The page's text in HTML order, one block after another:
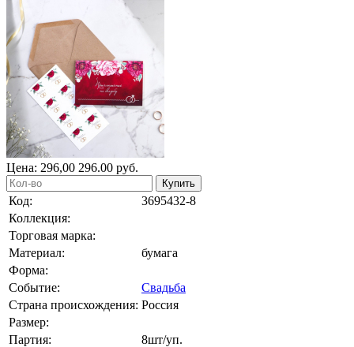
Цена: 296,00 296.00 руб.
Купить
Код:
3695432-8
Коллекция:
Торговая марка:
Материал:
бумага
Форма:
Событие:
Свадьба
Страна происхождения: Россия
Размер:
Партия:
8шт/уп.